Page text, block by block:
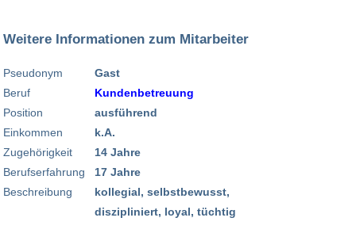
Weitere Informationen zum Mitarbeiter
Pseudonym
Beruf
Position
Einkommen
Zugehörigkeit
Berufserfahrung
Beschreibung
Gast
Kundenbetreuung
ausführend
k.A.
14 Jahre
17 Jahre
kollegial, selbstbewusst,
diszipliniert, loyal, tüchtig